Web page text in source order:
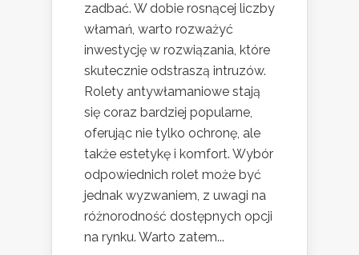
zadbać. W dobie rosnącej liczby
włamań, warto rozważyć
inwestycję w rozwiązania, które
skutecznie odstraszą intruzów.
Rolety antywłamaniowe stają
się coraz bardziej popularne,
oferując nie tylko ochronę, ale
także estetykę i komfort. Wybór
odpowiednich rolet może być
jednak wyzwaniem, z uwagi na
różnorodność dostępnych opcji
na rynku. Warto zatem...